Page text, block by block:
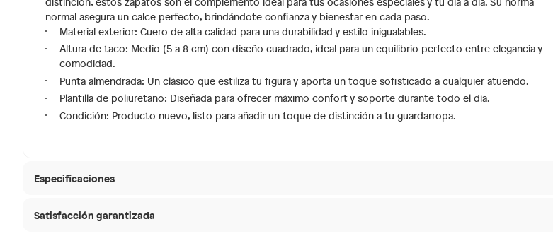
normal asegura un calce perfecto, brindándote confianza y bienestar en cada paso.
Material exterior: Cuero de alta calidad para una durabilidad y estilo inigualables.
Altura de taco: Medio (5 a 8 cm) con diseño cuadrado, ideal para un equilibrio perfecto entre elegancia y
comodidad.
Punta almendrada: Un clásico que estiliza tu figura y aporta un toque sofisticado a cualquier atuendo.
Plantilla de poliuretano: Diseñada para ofrecer máximo confort y soporte durante todo el día.
Condición: Producto nuevo, listo para añadir un toque de distinción a tu guardarropa.
Especificaciones
Condicion del producto
Satisfacción garantizada